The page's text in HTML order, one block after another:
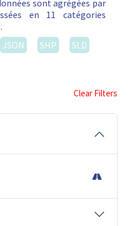
sont agrégées par
en 11 catégories
JSON SHP
SLD
Clear Filters